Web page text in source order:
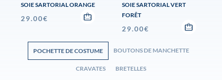
POCHETTE DE COSTUME BOUTONS DE MANCHETTE
CRAVATES BRETELLES
SOIE SARTORIAL ORANGE
29.00€
SOIE SARTORIAL VERT
FORÊT
29.00€